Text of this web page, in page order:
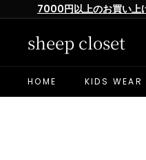
to
slideshow
7000円以上のお買い上
sheep closet
HOME KIDS WEAR